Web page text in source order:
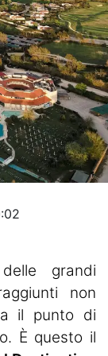
grandi
non
il punto di
È questo il